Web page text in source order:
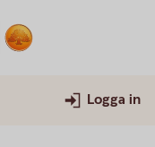
Logga in